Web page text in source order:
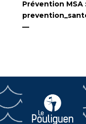
Prévention MSA
—